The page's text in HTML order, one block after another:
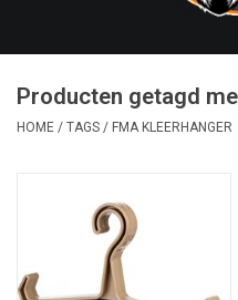
Bescherming
Messen & Multitools
Producten getagd
HOME / TAGS / FMA KLEERHANGER